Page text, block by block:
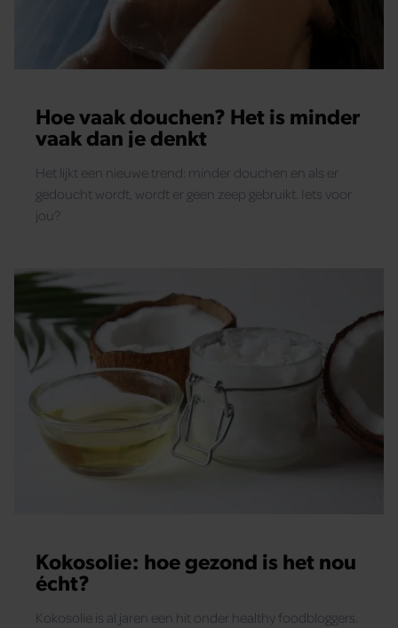
Hoe vaak douchen? Het is minder
vaak dan je denkt
Het lijkt een nieuwe trend: minder douchen en als er
gedoucht wordt, wordt er geen zeep gebruikt. Iets voor
jou?
Kokosolie: hoe gezond is het nou
écht?
Kokosolie is al jaren een hit onder healthy foodbloggers.